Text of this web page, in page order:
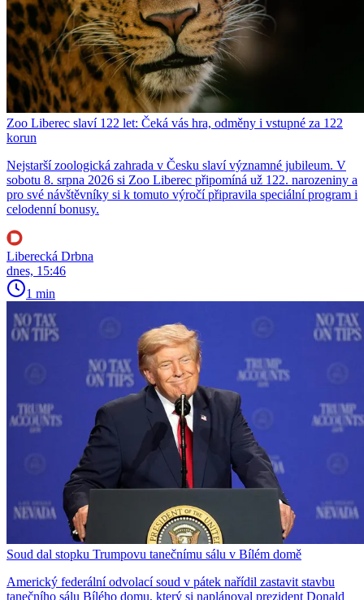
Zoo Liberec slaví 122 let: Čeká vás hra, odměny i vstupné za 122
korun
Nejstarší zoologická zahrada v Česku slaví významné jubileum. V
sobotu 8. srpna 2026 si Zoo Liberec připomíná už 122. narozeniny a
pro své návštěvníky si k tomuto výročí připravila speciální program i
celodenní bonusy.
Liberecká Drbna
dnes, 15:46
1 min
Soud dal stopku Trumpovu tanečnímu sálu v Bílém domě
Americký federální odvolací soud v pátek nařídil zastavit stavbu
tanečního sálu Bílého domu, který si naplánoval prezident Donald